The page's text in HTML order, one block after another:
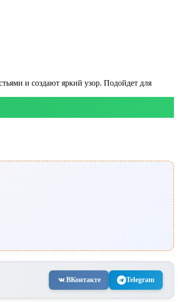
и создают яркий узор. Подойдет для
ВКонтакте Telegram